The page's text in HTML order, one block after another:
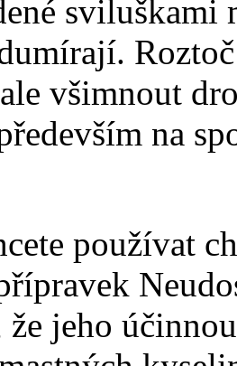
sviluškami
všimnout
na
používat
jeho